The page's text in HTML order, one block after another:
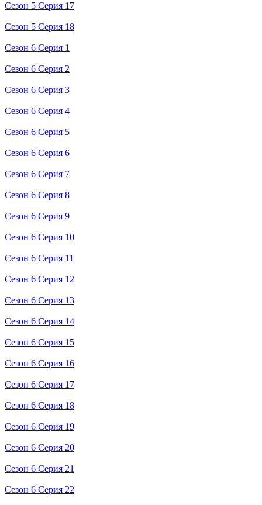
Сезон 5 Серия 17
Сезон 5 Серия 18
Сезон 6 Серия 1
Сезон 6 Серия 2
Сезон 6 Серия 3
Сезон 6 Серия 4
Сезон 6 Серия 5
Сезон 6 Серия 6
Сезон 6 Серия 7
Сезон 6 Серия 8
Сезон 6 Серия 9
Сезон 6 Серия 10
Сезон 6 Серия 11
Сезон 6 Серия 12
Сезон 6 Серия 13
Сезон 6 Серия 14
Сезон 6 Серия 15
Сезон 6 Серия 16
Сезон 6 Серия 17
Сезон 6 Серия 18
Сезон 6 Серия 19
Сезон 6 Серия 20
Сезон 6 Серия 21
Сезон 6 Серия 22